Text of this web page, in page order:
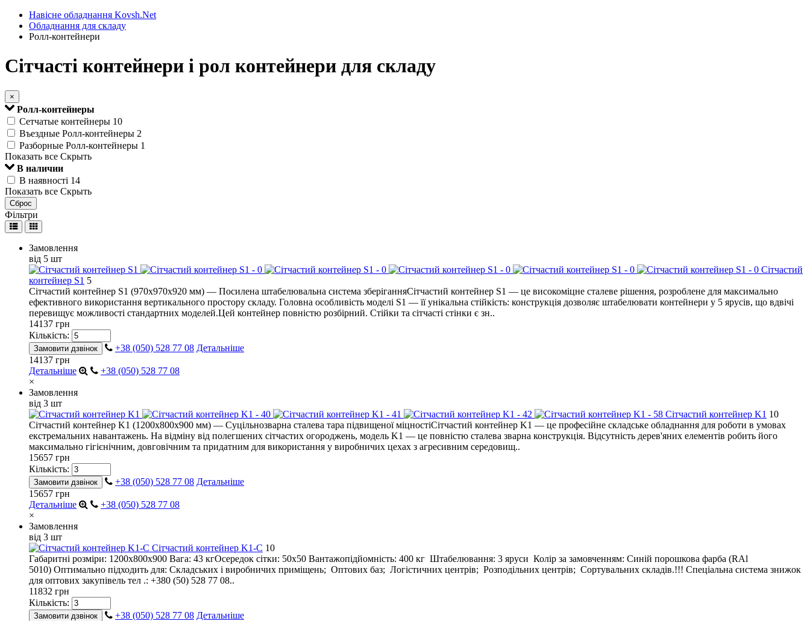
Навісне обладнання Kovsh.Net
Обладнання для складу
Ролл-контейнери
Сітчасті контейнери і рол контейнери для складу
×
Ролл-контейнеры
Сетчатые контейнеры 10
Въездные Ролл-контейнеры 2
Разборные Ролл-контейнеры 1
Показать все Скрыть
В наличии
В наявності 14
Показать все Скрыть
Сброс
Фільтри
Замовлення
від 5 шт
Сітчастий
контейнер S1 5
Сітчастий контейнер S1 (970х970х920 мм) — Посилена штабелювальна система зберіганняСітчастий контейнер S1 — це високоміцне сталеве рішення, розроблене для максимально
ефективного використання вертикального простору складу. Головна особливість моделі S1 — її унікальна стійкість: конструкція дозволяє штабелювати контейнери у 5 ярусів, що вдвічі
перевищує можливості стандартних моделей.Цей контейнер повністю розбірний. Стійки та сітчасті стінки є зн..
14137 грн
Кількість:
Замовити дзвінок +38 (050) 528 77 08 Детальніше
14137 грн
Детальніше
+38 (050) 528 77 08
×
Замовлення
від 3 шт
Сітчастий контейнер K1 10
Сітчастий контейнер K1 (1200х800х900 мм) — Суцільнозварна сталева тара підвищеної міцностіСітчастий контейнер K1 — це професійне складське обладнання для роботи в умовах
екстремальних навантажень. На відміну від полегшених сітчастих огороджень, модель K1 — це повністю сталева зварна конструкція. Відсутність дерев'яних елементів робить його
максимально гігієнічним, довговічним та придатним для використання у виробничих цехах з агресивним середовищ..
15657 грн
Кількість:
Замовити дзвінок +38 (050) 528 77 08 Детальніше
15657 грн
Детальніше
+38 (050) 528 77 08
×
Замовлення
від 3 шт
Сітчастий контейнер K1-С 10
Габаритні розміри: 1200х800х900 Вага: 43 кгОсередок сітки: 50х50 Вантажопідйомність: 400 кг Штабелювання: 3 яруси Колір за замовченням: Синій порошкова фарба (RAl
5010) Оптимально підходить для: Складських і виробничих приміщень; Оптових баз; Логістичних центрів; Розподільних центрів; Сортувальних складів.!!! Спеціальна система знижок
для оптових закупівель тел .: +380 (50) 528 77 08..
11832 грн
Кількість:
Замовити дзвінок +38 (050) 528 77 08 Детальніше